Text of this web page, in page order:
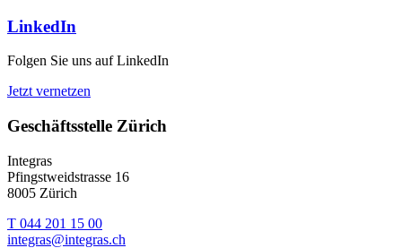
LinkedIn
Folgen Sie uns auf LinkedIn
Jetzt vernetzen
Geschäftsstelle Zürich
Integras
Pfingstweidstrasse 16
8005 Zürich
T 044 201 15 00
integras@integras.ch